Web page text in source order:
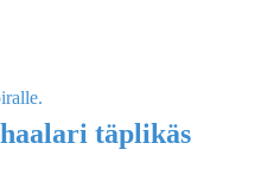
täplikäs